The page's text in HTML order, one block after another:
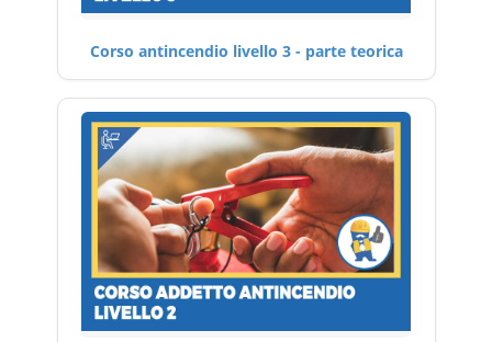
Corso antincendio livello 3 - parte teorica